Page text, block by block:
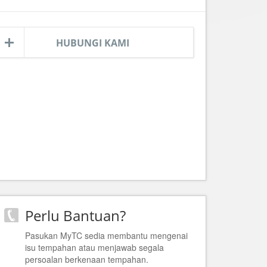
HUBUNGI KAMI
Perlu Bantuan?
Pasukan MyTC sedia membantu mengenai
isu tempahan atau menjawab segala
persoalan berkenaan tempahan.